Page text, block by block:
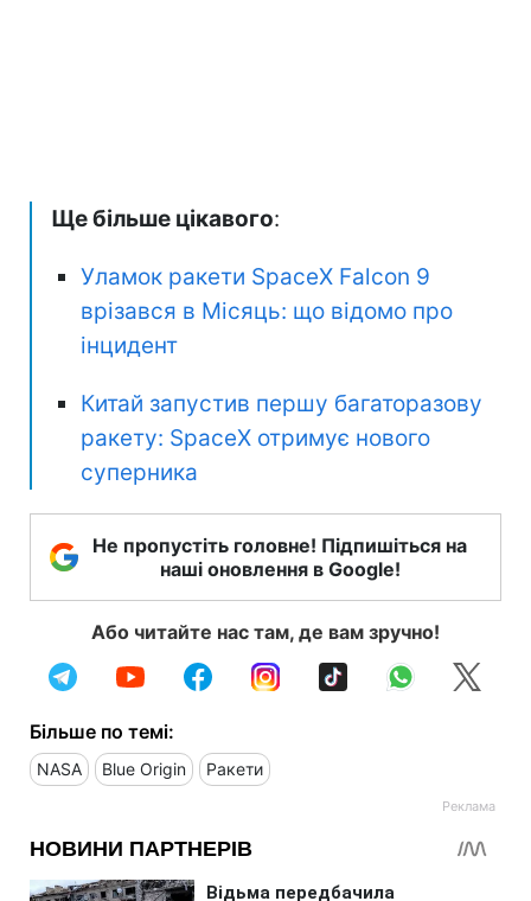
Ще більше цікавого:
Уламок ракети SpaceX Falcon 9
врізався в Місяць: що відомо про
інцидент
Китай запустив першу багаторазову
ракету: SpaceX отримує нового
суперника
Не пропустіть головне! Підпишіться на
наші оновлення в Google!
Або читайте нас там, де вам зручно!
Більше по темі:
NASA Blue Origin Ракети